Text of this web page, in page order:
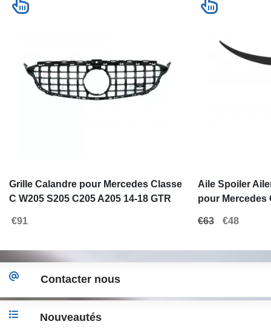
Grille Calandre pour Mercedes Classe
C W205 S205 C205 A205 14-18 GTR
€91
Aile Spoiler
pour Mercedes
€63 €48
Contacter nous
Nouveautés